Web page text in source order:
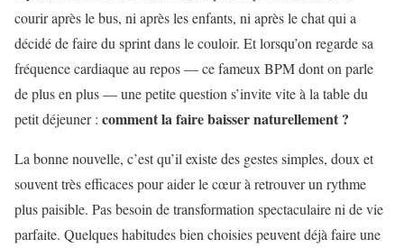
courir après le bus, ni après les enfants, ni après le chat qui a
décidé de faire du sprint dans le couloir. Et lorsqu’on regarde sa
fréquence cardiaque au repos — ce fameux BPM dont on parle
de plus en plus — une petite question s’invite vite à la table du
petit déjeuner : comment la faire baisser naturellement ?
La bonne nouvelle, c’est qu’il existe des gestes simples, doux et
souvent très efficaces pour aider le cœur à retrouver un rythme
plus paisible. Pas besoin de transformation spectaculaire ni de vie
parfaite. Quelques habitudes bien choisies peuvent déjà faire une